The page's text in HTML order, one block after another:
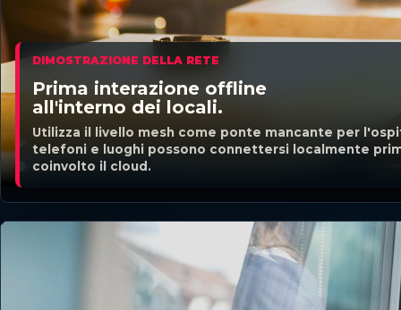
DIMOSTRAZIONE DELLA RETE
Prima interazione offline
all'interno dei locali.
Utilizza il livello mesh come ponte mancante per
telefoni e luoghi possono connettersi localmente
coinvolto il cloud.